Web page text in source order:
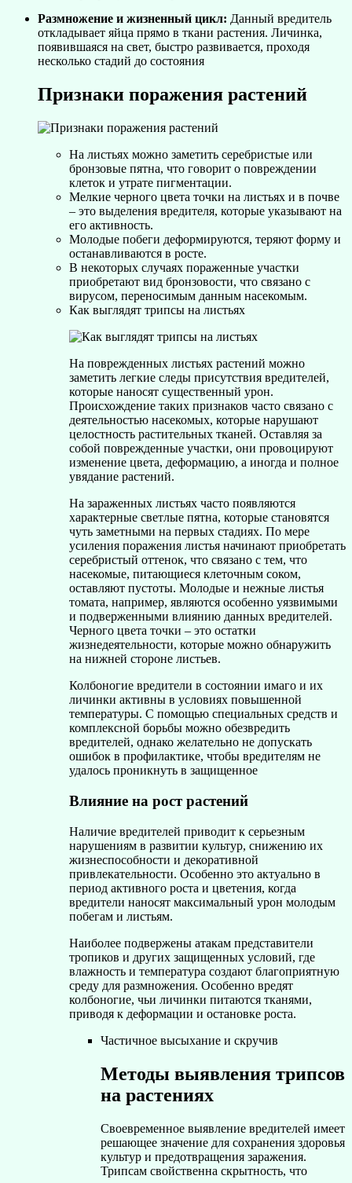
Размножение и жизненный цикл: Данный вредитель
откладывает яйца прямо в ткани растения. Личинка,
появившаяся на свет, быстро развивается, проходя
несколько стадий до состояния
Признаки поражения растений
На листьях можно заметить серебристые или
бронзовые пятна, что говорит о повреждении
клеток и утрате пигментации.
Мелкие черного цвета точки на листьях и в почве
– это выделения вредителя, которые указывают на
его активность.
Молодые побеги деформируются, теряют форму и
останавливаются в росте.
В некоторых случаях пораженные участки
приобретают вид бронзовости, что связано с
вирусом, переносимым данным насекомым.
Как выглядят трипсы на листьях
На поврежденных листьях растений можно
заметить легкие следы присутствия вредителей,
которые наносят существенный урон.
Происхождение таких признаков часто связано с
деятельностью насекомых, которые нарушают
целостность растительных тканей. Оставляя за
собой поврежденные участки, они провоцируют
изменение цвета, деформацию, а иногда и полное
увядание растений.
На зараженных листьях часто появляются
характерные светлые пятна, которые становятся
чуть заметными на первых стадиях. По мере
усиления поражения листья начинают приобретать
серебристый оттенок, что связано с тем, что
насекомые, питающиеся клеточным соком,
оставляют пустоты. Молодые и нежные листья
томата, например, являются особенно уязвимыми
и подверженными влиянию данных вредителей.
Черного цвета точки – это остатки
жизнедеятельности, которые можно обнаружить
на нижней стороне листьев.
Колбоногие вредители в состоянии имаго и их
личинки активны в условиях повышенной
температуры. С помощью специальных средств и
комплексной борьбы можно обезвредить
вредителей, однако желательно не допускать
ошибок в профилактике, чтобы вредителям не
удалось проникнуть в защищенное
Влияние на рост растений
Наличие вредителей приводит к серьезным
нарушениям в развитии культур, снижению их
жизнеспособности и декоративной
привлекательности. Особенно это актуально в
период активного роста и цветения, когда
вредители наносят максимальный урон молодым
побегам и листьям.
Наиболее подвержены атакам представители
тропиков и других защищенных условий, где
влажность и температура создают благоприятную
среду для размножения. Особенно вредят
колбоногие, чьи личинки питаются тканями,
приводя к деформации и остановке роста.
Частичное высыхание и скручив
Методы выявления трипсов
на растениях
Своевременное выявление вредителей имеет
решающее значение для сохранения здоровья
культур и предотвращения заражения.
Трипсам свойственна скрытность, что